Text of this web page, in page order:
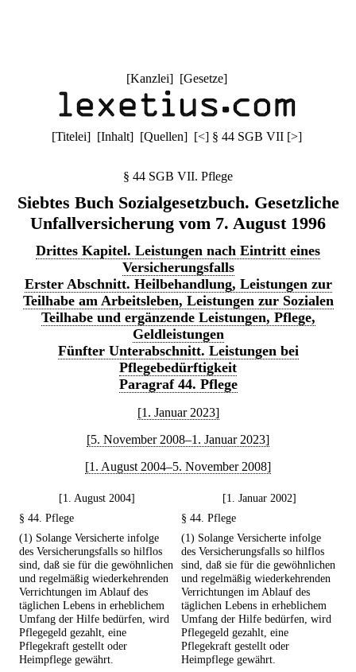
[Kanzlei] [Gesetze]
[Titelei] [Inhalt] [Quellen] [<] § 44 SGB VII [>]
§ 44 SGB VII. Pflege
Siebtes Buch Sozialgesetzbuch. Gesetzliche
Unfallversicherung vom 7. August 1996
Drittes Kapitel. Leistungen nach Eintritt eines
Versicherungsfalls
Erster Abschnitt. Heilbehandlung, Leistungen zur
Teilhabe am Arbeitsleben, Leistungen zur Sozialen
Teilhabe und ergänzende Leistungen, Pflege,
Geldleistungen
Fünfter Unterabschnitt. Leistungen bei
Pflegebedürftigkeit
Paragraf 44. Pflege
[1. Januar 2023]
[5. November 2008–1. Januar 2023]
[1. August 2004–5. November 2008]
[1. August 2004]
[1. Januar 2002]
§ 44. Pflege
§ 44. Pflege
(1) Solange Versicherte infolge
des Versicherungsfalls so hilflos
sind, daß sie für die gewöhnlichen
und regelmäßig wiederkehrenden
Verrichtungen im Ablauf des
täglichen Lebens in erheblichem
Umfang der Hilfe bedürfen, wird
Pflegegeld gezahlt, eine
Pflegekraft gestellt oder
Heimpflege gewährt.
(1) Solange Versicherte infolge
des Versicherungsfalls so hilflos
sind, daß sie für die gewöhnlichen
und regelmäßig wiederkehrenden
Verrichtungen im Ablauf des
täglichen Lebens in erheblichem
Umfang der Hilfe bedürfen, wird
Pflegegeld gezahlt, eine
Pflegekraft gestellt oder
Heimpflege gewährt.